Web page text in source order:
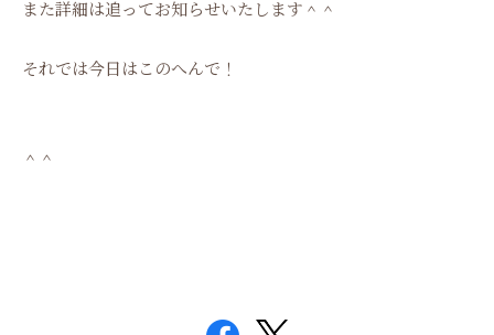
また詳細は追ってお知らせいたします＾＾
それでは今日はこのへんで！
＾＾